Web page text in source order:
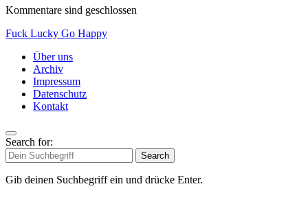
Kommentare sind geschlossen
Fuck Lucky Go Happy
Über uns
Archiv
Impressum
Datenschutz
Kontakt
Search for:
Search
Gib deinen Suchbegriff ein und drücke Enter.